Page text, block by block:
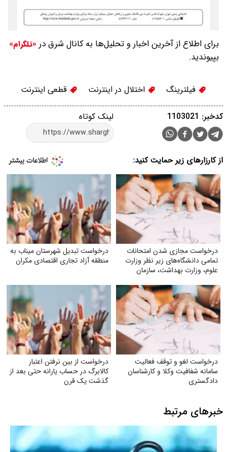
برای اطلاع از آخرین اخبار و تحلیل‌ها به کانال شرق در «تلگرام»
بپیوندید.
فیلترینگ اختلال در اینترنت قطعی اینترنت
لینک کوتاه کدخبر: 1103021
از کارزارهای زیر حمایت کنید:
درخواست مجازی شدن امتحانات
تمامی دانشگاه‌های زیر نظر وزارت
علوم‌، وزارت بهداشت، سازمان
درخواست تبدیل شهرستان میناب به
منطقه آزاد تجاری اقتصادی مکران
درخواست لغو و توقف فعالیت
سامانه شفافیت وکلا و کارشناسان
دادگستری
درخواست از بین نرفتن اعتبار
کالابرگ در حساب یارانه حتی بعد از
گذشت یک قرن
خبرهای مرتبط